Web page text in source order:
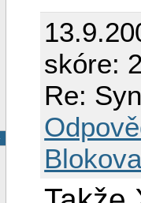
skóre:
Re: